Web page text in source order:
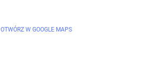
OTWÓRZ W GOOGLE MAPS